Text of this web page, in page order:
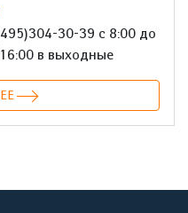
30-39 с 8:00 до
в выходные